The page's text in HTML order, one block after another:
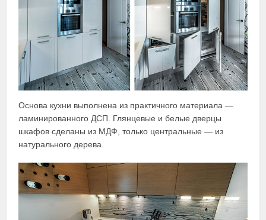
Основа кухни выполнена из практичного материала —
ламинированного ДСП. Глянцевые и белые дверцы
шкафов сделаны из МДФ, только центральные — из
натурального дерева.